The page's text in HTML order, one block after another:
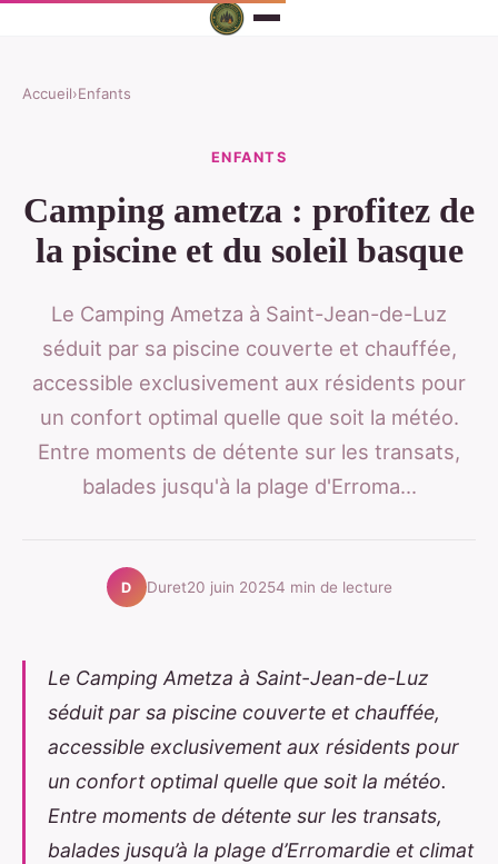
Accueil›Enfants
ENFANTS
Camping ametza : profitez de
la piscine et du soleil basque
Le Camping Ametza à Saint-Jean-de-Luz
séduit par sa piscine couverte et chauffée,
accessible exclusivement aux résidents pour
un confort optimal quelle que soit la météo.
Entre moments de détente sur les transats,
balades jusqu'à la plage d'Erroma...
D Duret20 juin 20254 min de lecture
Le Camping Ametza à Saint-Jean-de-Luz
séduit par sa piscine couverte et chauffée,
accessible exclusivement aux résidents pour
un confort optimal quelle que soit la météo.
Entre moments de détente sur les transats,
balades jusqu’à la plage d’Erromardie et climat